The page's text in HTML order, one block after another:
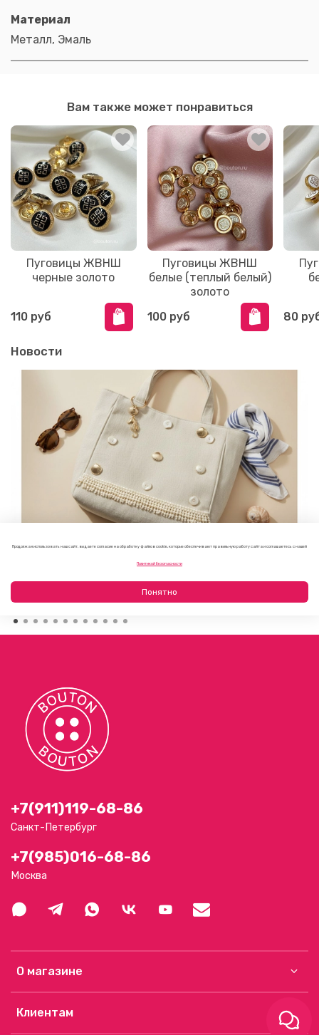
Материал
Металл, Эмаль
Вам также может понравиться
Пуговицы ЖВНШ
черные золото
110 руб
Пуговицы ЖВНШ
белые (теплый белый)
золото
100 руб
80
Новости
О магазине
Клиентам
+7(911)119-68-86
Санкт-Петербург
+7(985)016-68-86
Москва
Продолжая использовать наш сайт, вы даете согласие на обработку файлов cookie, которые обеспечивают правильную работу сайта и соглашаетесь с нашей
Политикой безопасности
Понятно